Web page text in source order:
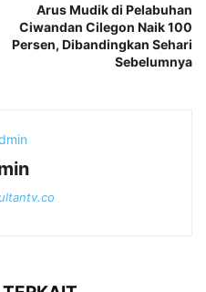
‎Arus Mudik di Pelabuhan
Ciwandan Cilegon Naik 100
Persen, Dibandingkan Sehari
Sebelumnya